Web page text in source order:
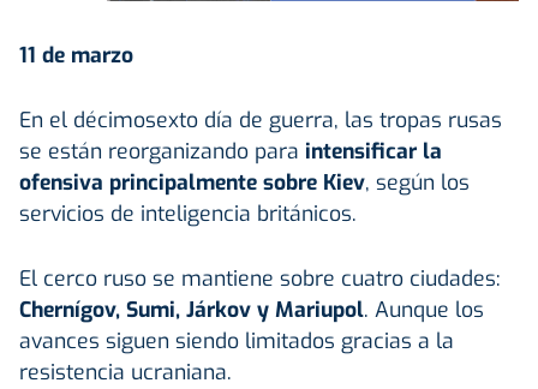
11 de marzo
En el décimosexto día de guerra, las tropas rusas
se están reorganizando para intensificar la
ofensiva principalmente sobre Kiev, según los
servicios de inteligencia británicos.
El cerco ruso se mantiene sobre cuatro ciudades:
Chernígov, Sumi, Járkov y Mariupol. Aunque los
avances siguen siendo limitados gracias a la
resistencia ucraniana.